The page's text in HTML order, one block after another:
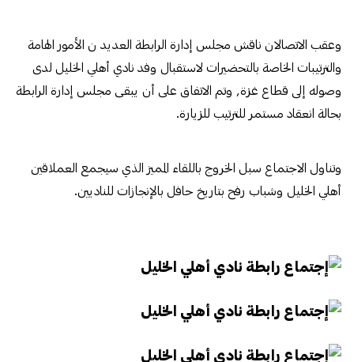
وعقب الاتصالان ناقش مجلس إدارة الرابطة العديد ن الأمور الهامة
والترتيبات الخاصة بالتحضيرات لاستقبال وفد نادي أهلي الخليل لدى
وصوله إلى قطاع غزة, وتم الاتفاق على أن يبقى مجلس إدارة الرابطة
بحالة انعقاد مستمر للترتيب للزيارة.
وتناول الاجتماع سبل الخروج باللقاء المميز الذي سيجمع العملاقين
أهلي الخليل وشباب رفح بتاريخ حافل بالإنجازات للناديين.